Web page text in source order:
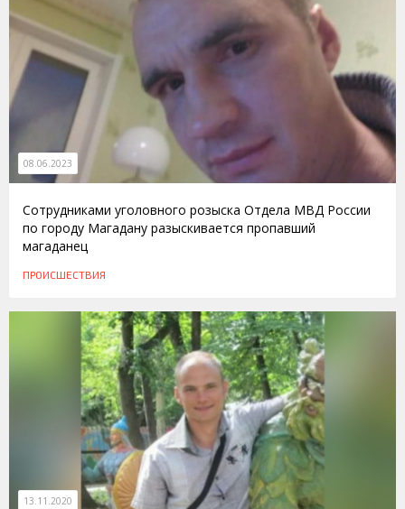
08.06.2023
Сотрудниками уголовного розыска Отдела МВД России
по городу Магадану разыскивается пропавший
магаданец
ПРОИСШЕСТВИЯ
13.11.2020